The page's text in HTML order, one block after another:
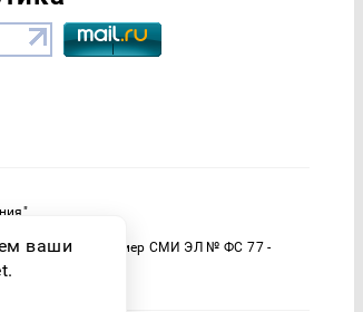
номер СМИ ЭЛ № ФС 77 -
ваши